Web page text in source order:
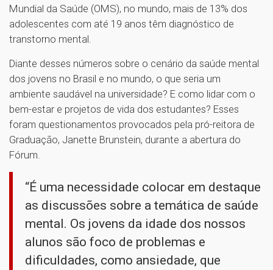
Mundial da Saúde (OMS), no mundo, mais de 13% dos
adolescentes com até 19 anos têm diagnóstico de
transtorno mental.
Diante desses números sobre o cenário da saúde mental
dos jovens no Brasil e no mundo, o que seria um
ambiente saudável na universidade? E como lidar com o
bem-estar e projetos de vida dos estudantes? Esses
foram questionamentos provocados pela pró-reitora de
Graduação, Janette Brunstein, durante a abertura do
Fórum.
“É uma necessidade colocar em destaque
as discussões sobre a temática de saúde
mental. Os jovens da idade dos nossos
alunos são foco de problemas e
dificuldades, como ansiedade, que